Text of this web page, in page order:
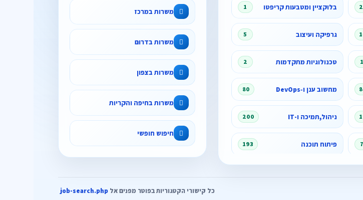
בלוקציין ומטבעות קריפטו 1
גרפיקה ועיצוב 5
1 טכנולוגיות מתקדמות 2
מחשוב ענן ו‑DevOps 80
ניהול,תמיכה ו-IT 200
7 פיתוח תוכנה 193
משרות במרכז
משרות בדרום
משרות בצפון
משרות בחיפה והקריות
חיפוש חופשי
כל קישורי הקטגוריות בפוטר מפנים אלjob-search.php